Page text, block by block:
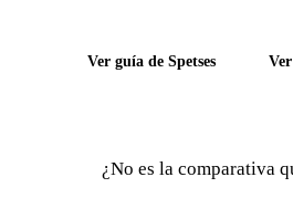
Ver guía de Spetses
¿No es la comparativa